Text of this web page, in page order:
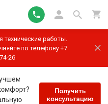
технические работы.
по телефону +7
26
Получить
консультацию